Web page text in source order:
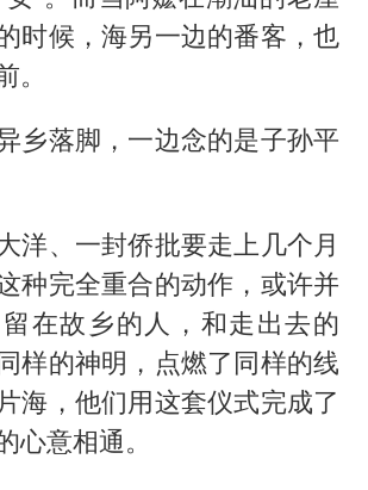
时候，海另一边的番客，也
乡落脚，一边念的是子孙平
洋、一封侨批要走上几个月
种完全重合的动作，或许并
在故乡的人，和走出去的
样的神明，点燃了同样的线
海，他们用这套仪式完成了
心意相通。